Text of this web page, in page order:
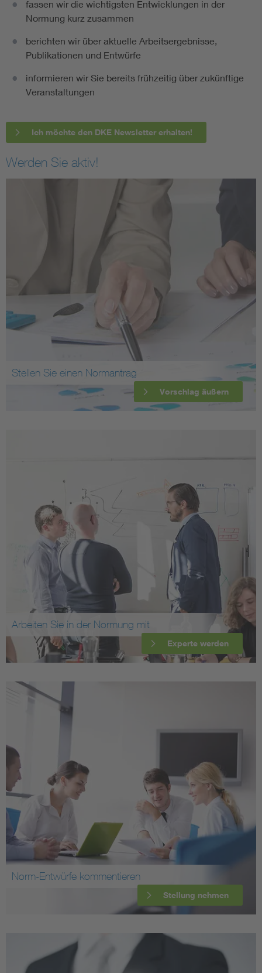
fassen wir die wichtigsten Entwicklungen in der
Normung kurz zusammen
berichten wir über aktuelle Arbeitsergebnisse,
Publikationen und Entwürfe
informieren wir Sie bereits frühzeitig über zukünftige
Veranstaltungen
Ich möchte den DKE Newsletter erhalten!
Werden Sie aktiv!
Stellen Sie einen Normantrag
Vorschlag äußern
Arbeiten Sie in der Normung mit
Experte werden
Norm-Entwürfe kommentieren
Stellung nehmen